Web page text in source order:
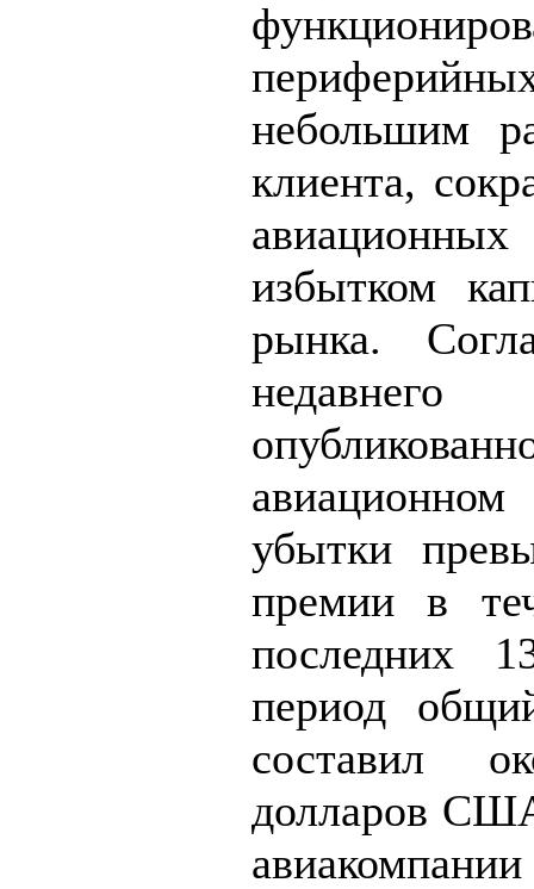
небольшим
клиента,
избытком
рынка.
недавнего
авиационном
убытки
премии в
последних
период
составил
долларов